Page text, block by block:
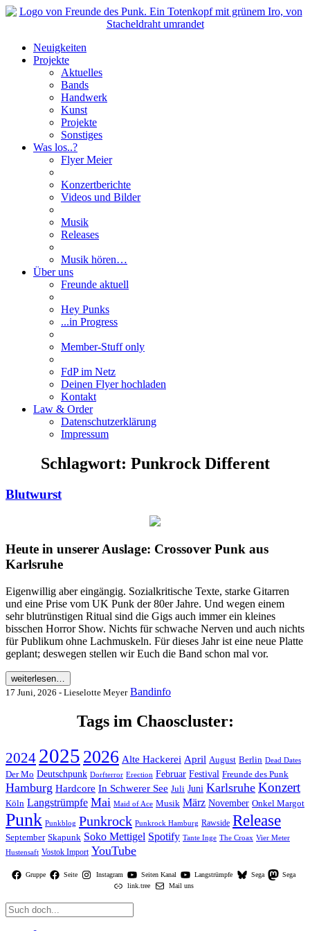
Neuigkeiten
Projekte
Aktuelles
Bands
Handwerk
Kunst
Projekte
Sonstiges
Was los..?
Flyer Meier
Konzertberichte
Videos und Bilder
Musik
Releases
Musik hören…
Über uns
Freunde aktuell
Hey Punks
...in Progress
Member-Stuff only
FdP im Netz
Deinen Flyer hochladen
Kontakt
Law & Order
Datenschutzerklärung
Impressum
Schlagwort: Punkrock Different
Blutwurst
Heute in unserer Auslage: Crossover Punk aus
Karlsruhe
Eigenwillig aber eingängig. Sozialkritische Texte, starke Gitarren
und eine Prise vom UK Punk der 80er Jahre. Und wegen einem
sehr blutrünstigen Ritual sind die Gigs auch immer ein kleines
bisschen Horror Show. Nichts für schwache Nerven und auch nichts
für Publikum ohne Lachmuskeln. Für dieses Jahr ist eine neue Platte
geplant; deswegen stellen wir Euch die Band schon mal vor.
weiterlesen…
17 Juni, 2026 - Lieselotte Meyer Bandinfo
Tags im Chaoscluster:
2024 2025 2026 Alte Hackerei April August Berlin Dead Dates
Der Mo Deutschpunk Dorfterror Erection Februar Festival Freunde des Punk
Hamburg Hardcore In Schwerer See Juli Juni Karlsruhe Konzert
Köln Langstrümpfe Mai Maid of Ace Musik März November Onkel Margot
Punk Punkblog Punkrock Punkrock Hamburg Rawside Release
September Skapunk Soko Mettigel Spotify Tante Inge The Croax Vier Meter
Hustensaft Vostok Import YouTube
Gruppe Seite Instagram Seiten Kanal Langstrümpfe Sega
Sega
link.tree
Mail uns